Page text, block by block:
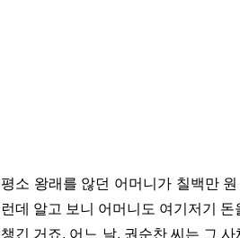
평소 왕래를 않던 어머니가 칠백만
런데 알고 보니 어머니도 여기저기
챙긴 거죠. 어느 날, 권순찬 씨는 그